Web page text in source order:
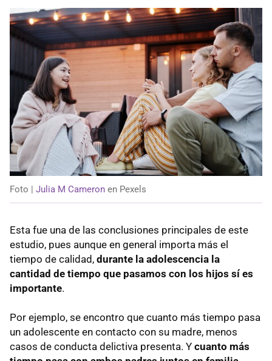
Foto | Julia M Cameron en Pexels
Esta fue una de las conclusiones principales de este
estudio, pues aunque en general importa más el
tiempo de calidad, durante la adolescencia la
cantidad de tiempo que pasamos con los hijos sí es
importante.
Por ejemplo, se encontro que cuanto más tiempo pasa
un adolescente en contacto con su madre, menos
casos de conducta delictiva presenta. Y cuanto más